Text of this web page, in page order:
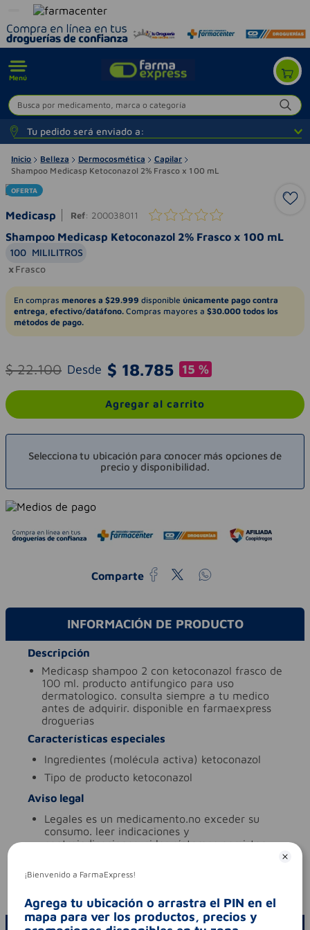
Menú
Busca por medicamento, marca o categoría
Tu pedido será enviado a:
Inicio Belleza Dermocosmética
Capilar
Shampoo Medicasp Ketoconazol 2% Frasco x 100 mL
OFERTA
Medicasp Ref: 200038011
Shampoo Medicasp Ketoconazol 2% Frasco x 100 mL
100 MILILITROS
Frasco
En compras menores a $29.999 disponible únicamente pago contra
entrega, efectivo/datáfono. Compras mayores a $30.000 todos los
métodos de pago.
$ 22.100 Desde $ 18.785 15 %
Agregar al carrito
Selecciona tu ubicación para conocer más opciones de
precio y disponibilidad.
Comparte
INFORMACIÓN DE PRODUCTO
Descripción
medicasp shampoo 2 con ketoconazol frasco de
100 ml. producto antifungico para uso
dermatologico. consulta siempre a tu medico
antes de adquirir. disponible en farmaexpress
droguerias
Características especiales
ingredientes (molécula activa) ketoconazol
tipo de producto ketoconazol
Aviso legal
legales es un medicamento.no exceder su
consumo. leer indicaciones y
contraindicaciones. si los síntomas persisten.
síntomas comezón
¡Bienvenido a FarmaExpress!
Agrega tu ubicación o arrastra el PIN en el
mapa para ver los productos, precios y